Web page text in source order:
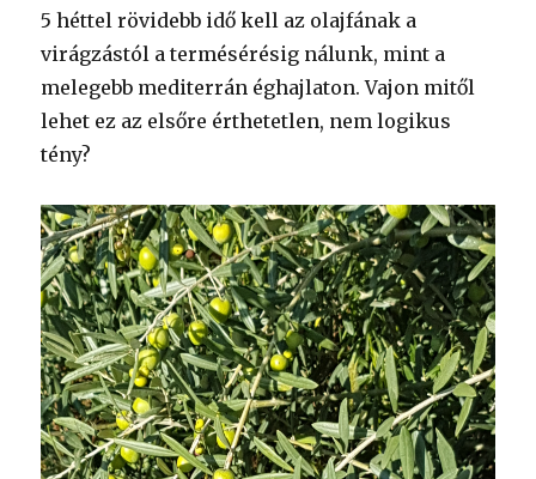
5 héttel rövidebb idő kell az olajfának a
virágzástól a termésérésig nálunk, mint a
melegebb mediterrán éghajlaton. Vajon mitől
lehet ez az elsőre érthetetlen, nem logikus
tény?